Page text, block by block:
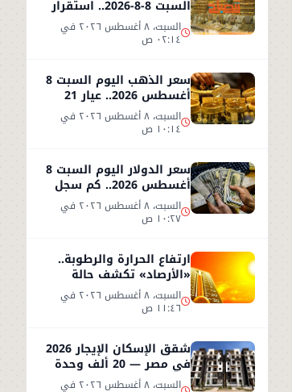
السبت 8-8-2026.. استقرار
نسبي في سوق الصاغة
السبت، ٨ أغسطس ٢٠٢٦ في
٠٢:١٤ ص
سعر الذهب اليوم السبت 8
أغسطس 2026.. عيار 21
يحافظ على مستواه السبت، ٨ أغسطس ٢٠٢٦ في
١٠:١٤ ص
سعر الدولار اليوم السبت 8
أغسطس 2026.. كم سجل
مقابل الجنيه؟ السبت، ٨ أغسطس ٢٠٢٦ في
١٠:٢٧ ص
ارتفاع الحرارة والرطوبة..
«الأرصاد» تكشف حالة
الطقس اليوم السبت 8
أغسطس السبت، ٨ أغسطس ٢٠٢٦ في
١١:٤٦ ص
شقق الإسكان الإيجار 2026
في مصر — 20 ألف وحدة
تبدأ من 1500 جنيه شهريًا السبت، ٨ أغسطس ٢٠٢٦ في